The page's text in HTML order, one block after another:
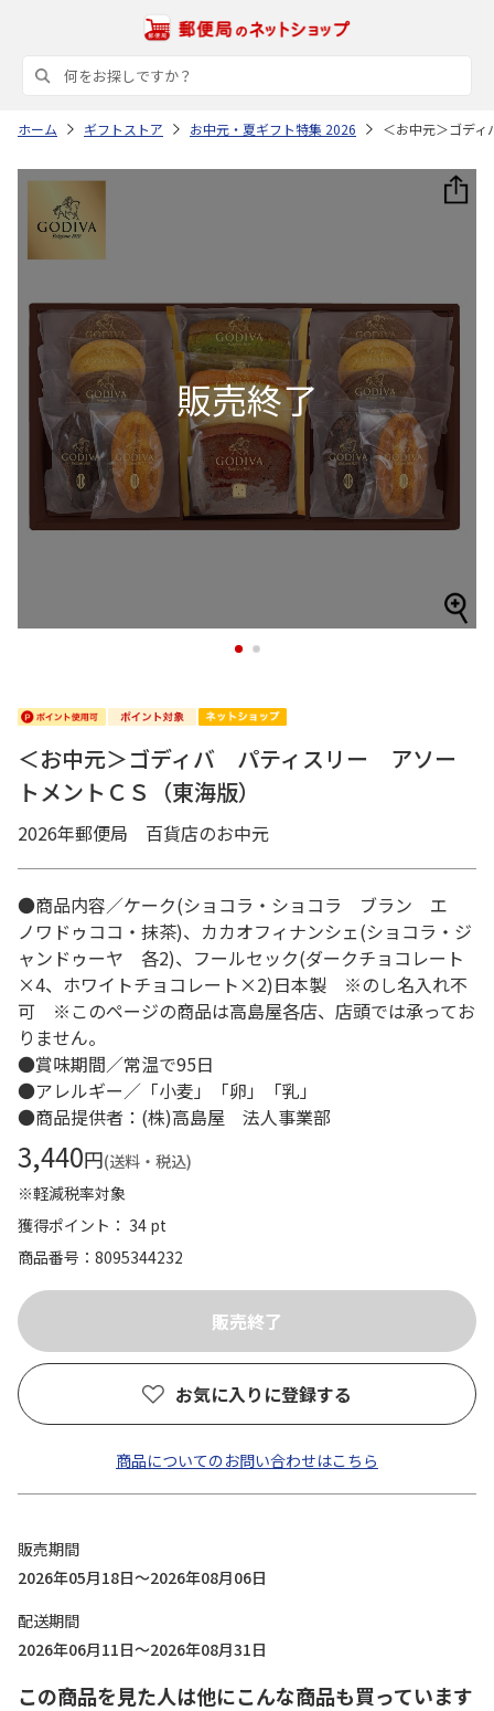
ホーム ギフトストア お中元・夏ギフト特集 2026 ＜お中元＞ゴデ
1 2
＜お中元＞ゴディバ パティスリー アソー
トメントＣＳ（東海版）
2026年郵便局 百貨店のお中元
●商品内容／ケーク(ショコラ・ショコラ ブラン エ
ノワドゥココ・抹茶)、カカオフィナンシェ(ショコラ・ジ
ャンドゥーヤ 各2)、フールセック(ダークチョコレート
×4、ホワイトチョコレート×2)日本製 ※のし名入れ不
可 ※このページの商品は高島屋各店、店頭では承ってお
りません。
●賞味期間／常温で95日
●アレルギー／「小麦」「卵」「乳」
●商品提供者：(株)高島屋 法人事業部
3,440円(送料・税込)
※軽減税率対象
獲得ポイント： 34 pt
商品番号
8095344232
お気に入りに登録する
商品についてのお問い合わせはこちら
販売期間
2026年05月18日～2026年08月06日
配送期間
2026年06月11日～2026年08月31日
この商品を見た人は他にこんな商品も買っています